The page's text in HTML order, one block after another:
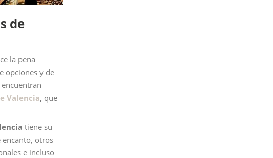
de
la pena
opciones y de
Valencia, que
tiene su
encanto, otros
e incluso